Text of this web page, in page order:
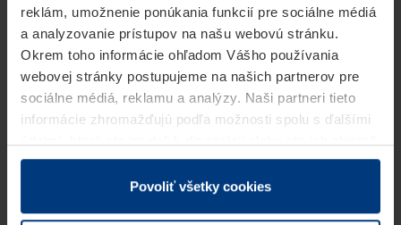
reklám, umožnenie ponúkania funkcií pre sociálne médiá
a analyzovanie prístupov na našu webovú stránku.
Okrem toho informácie ohľadom Vášho používania
webovej stránky postupujeme na našich partnerov pre
sociálne médiá, reklamu a analýzy. Naši partneri tieto
informácie zhromažďujú podľa možnosti spolu s ďalšími
v rámci Vášho využívania služieb.
Z právneho hľadiska môžeme cookies ukladať na Vašom
Povoliť všetky cookies